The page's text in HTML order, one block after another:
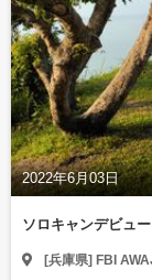
2022年6月03日
ソロキャンデビュー
[兵庫県] FBI